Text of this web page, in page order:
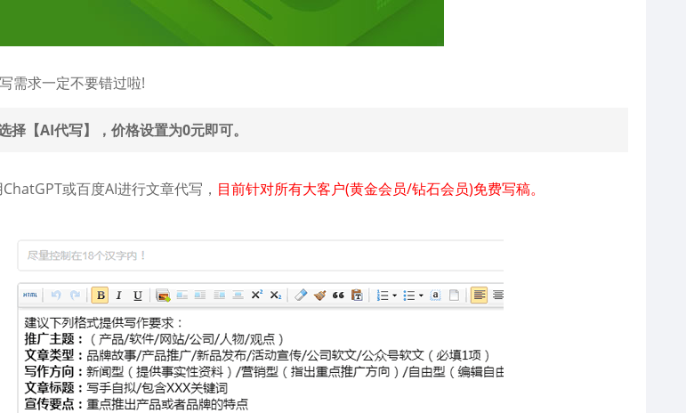
需求一定不要错过啦!
【AI代写】，价格设置为0元即可。
或百度AI进行文章代写， 目前针对所有大客户(黄金会员/钻石会员)免费写稿。